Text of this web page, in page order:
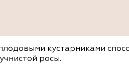
кустарниками
росы.